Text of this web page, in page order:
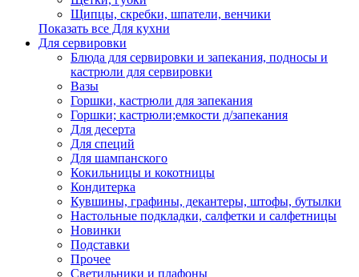
Щипцы, скребки, шпатели, венчики
Показать все Для кухни
Для сервировки
Блюда для сервировки и запекания, подносы и
кастрюли для сервировки
Вазы
Горшки, кастрюли для запекания
Горшки; кастрюли;емкости д/запекания
Для десерта
Для специй
Для шампанского
Кокильницы и кокотницы
Кондитерка
Кувшины, графины, декантеры, штофы, бутылки
Настольные подкладки, салфетки и салфетницы
Новинки
Подставки
Прочее
Светильники и плафоны